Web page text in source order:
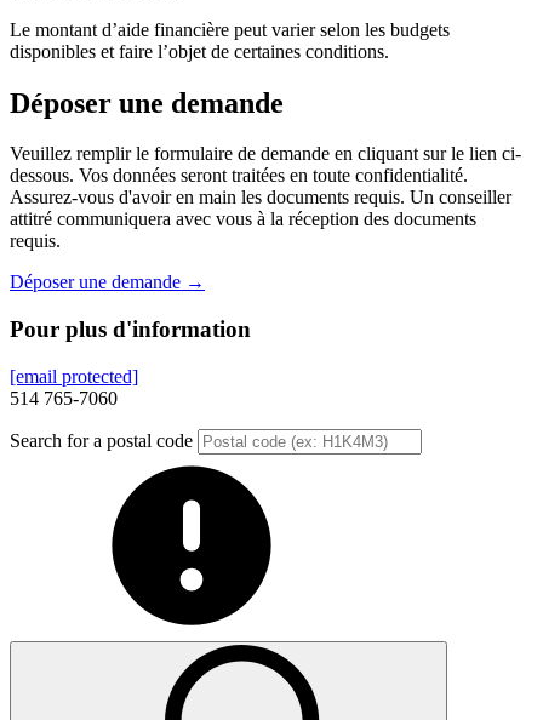
Le montant d’aide financière peut varier selon les budgets
disponibles et faire l’objet de certaines conditions.
Déposer une demande
Veuillez remplir le formulaire de demande en cliquant sur le lien ci-
dessous. Vos données seront traitées en toute confidentialité.
Assurez-vous d'avoir en main les documents requis. Un conseiller
attitré communiquera avec vous à la réception des documents
requis.
Déposer une demande →
Pour plus d'information
[email protected]
514 765-7060
Search for a postal code